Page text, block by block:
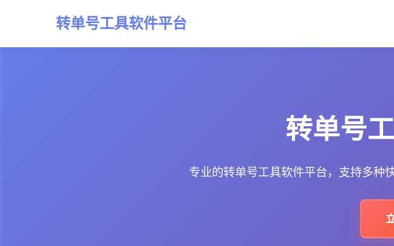
转单号工具软件平台
转单号
专业的转单号工具软件平台，支持多种